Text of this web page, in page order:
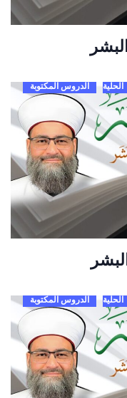
الحلية الدروس المكتوبة
الحلية الدروس المكتوبة